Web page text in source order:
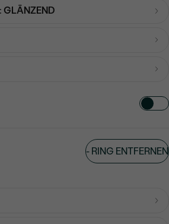
GLÄNZEND
-RING ENTFERNEN